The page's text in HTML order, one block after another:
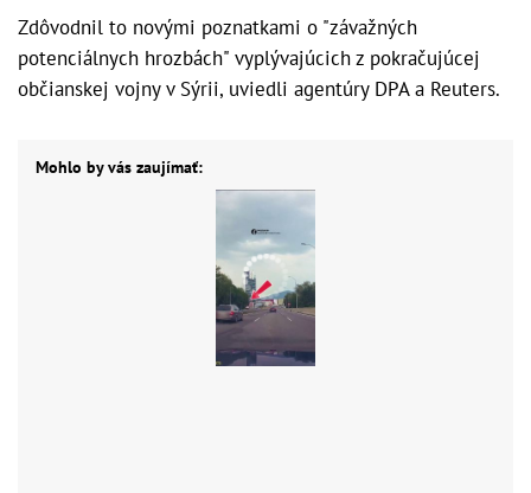
Zdôvodnil to novými poznatkami o "závažných
potenciálnych hrozbách" vyplývajúcich z pokračujúcej
občianskej vojny v Sýrii, uviedli agentúry DPA a Reuters.
Mohlo by vás zaujímať: